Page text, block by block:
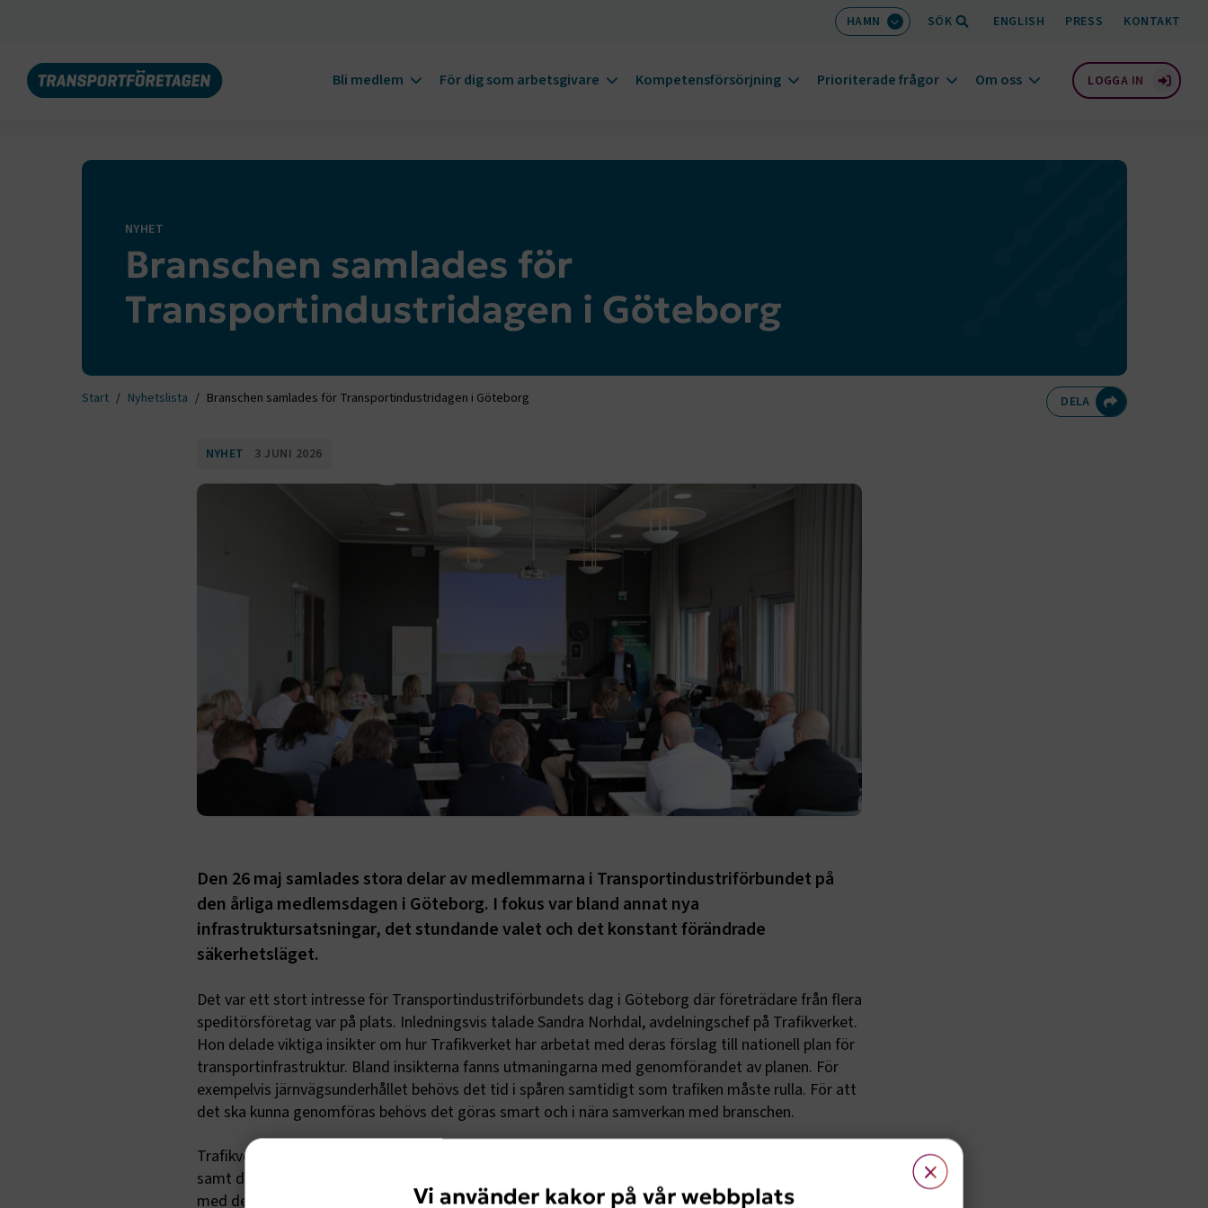
HAMN SÖK ENGLISH PRESS KONTAKT
Bli medlem För dig som arbetsgivare Kompetensförsörjning Prioriterade frågor Om oss LOGGA IN
NYHET
Branschen samlades för
Transportindustridagen i Göteborg
Start Nyhetslista Branschen samlades för Transportindustridagen i Göteborg DELA Dela på
NYHET 3 JUNI 2026
Den 26 maj samlades stora delar av medlemmarna i Transportindustriförbundet på
den årliga medlemsdagen i Göteborg. I fokus var bland annat nya
infrastruktursatsningar, det stundande valet och det konstant förändrade
säkerhetsläget.
Det var ett stort intresse för Transportindustriförbundets dag i Göteborg där företrädare från flera
speditörsföretag var på plats. Inledningsvis talade Sandra Norhdal, avdelningschef på Trafikverket.
Hon delade viktiga insikter om hur Trafikverket har arbetat med deras förslag till nationell plan för
transportinfrastruktur. Bland insikterna fanns utmaningarna med genomförandet av planen. För
exempelvis järnvägsunderhållet behövs det tid i spåren samtidigt som trafiken måste rulla. För att
det ska kunna genomföras behövs det göras smart och i nära samverkan med branschen.
Trafikverket informerade även om arbetet med bärighetshöjande åtgärder på icke-statliga vägar
samt de sänkta banavgifterna för godstransporter, vilket ledde till flera intressanta diskussioner
med deltagarna.
×
Vi använder kakor på vår webbplats